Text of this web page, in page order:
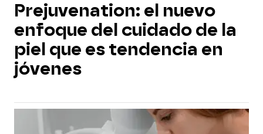
Prejuvenation: el nuevo
enfoque del cuidado de la
piel que es tendencia en
jóvenes